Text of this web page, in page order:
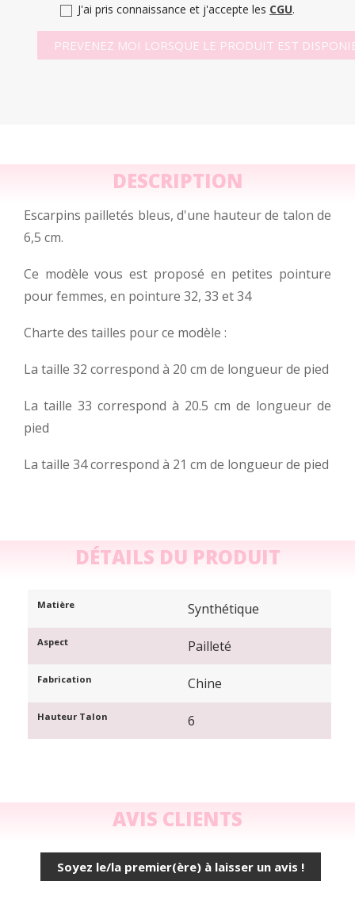
J'ai pris connaissance et j'accepte les CGU.
PREVENEZ MOI LORSQUE LE PRODUIT EST
DESCRIPTION
Escarpins pailletés bleus, d'une hauteur de talon de
6,5 cm.
Ce modèle vous est proposé en petites pointure
pour femmes, en pointure 32, 33 et 34
Charte des tailles pour ce modèle :
La taille 32 correspond à 20 cm de longueur de pied
La taille 33 correspond à 20.5 cm de longueur de
pied
La taille 34 correspond à 21 cm de longueur de pied
DÉTAILS DU PRODUIT
Matière Synthétique
Aspect Pailleté
Fabrication Chine
Hauteur Talon 6
AVIS CLIENTS
Soyez le/la premier(ère) à laisser un avis !